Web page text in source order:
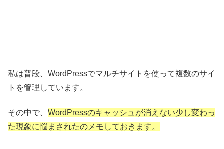
私は普段、WordPressでマルチサイトを使って複数のサイ
トを管理しています。
その中で、 WordPressのキャッシュが消えない少し変わっ
た現象に悩まされたのメモしておきます。